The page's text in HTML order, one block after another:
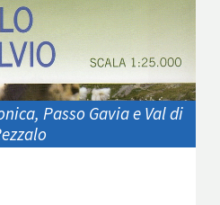
Passo Gavia e Val di